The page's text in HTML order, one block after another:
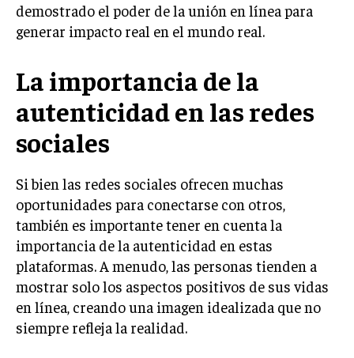
demostrado el poder de la unión en línea para
generar impacto real en el mundo real.
La importancia de la
autenticidad en las redes
sociales
Si bien las redes sociales ofrecen muchas
oportunidades para conectarse con otros,
también es importante tener en cuenta la
importancia de la autenticidad en estas
plataformas. A menudo, las personas tienden a
mostrar solo los aspectos positivos de sus vidas
en línea, creando una imagen idealizada que no
siempre refleja la realidad.